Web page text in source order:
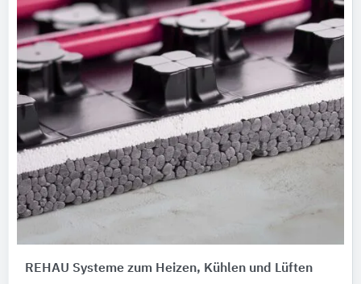
REHAU Systeme zum Heizen, Kühlen und Lüften